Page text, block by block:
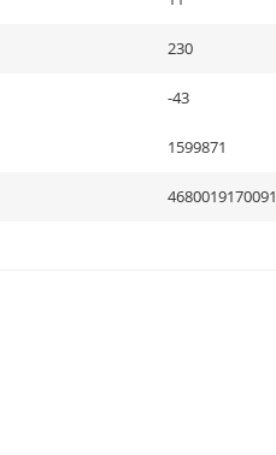
230
-43
1599871
4680019170091